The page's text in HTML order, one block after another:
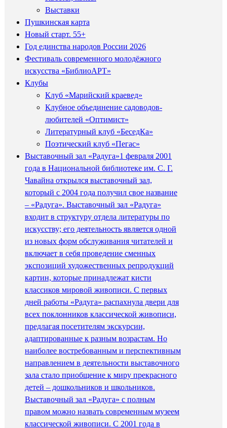
Выставки
Пушкинская карта
Новый старт. 55+
Год единства народов России 2026
Фестиваль современного молодёжного
искусства «БиблиоАРТ»
Клубы
Клуб «Марийский краевед»
Клубное объединение садоводов-
любителей «Оптимист»
Литературный клуб «БеседКа»
Поэтический клуб «Пегас»
Выставочный зал «Радуга»1 февраля 2001
года в Национальной библиотеке им. С. Г.
Чавайна открылся выставочный зал,
который с 2004 года получил свое название
– «Радуга». Выставочный зал «Радуга»
входит в структуру отдела литературы по
искусству; его деятельность является одной
из новых форм обслуживания читателей и
включает в себя проведение сменных
экспозиций художественных репродукций
картин, которые принадлежат кисти
классиков мировой живописи. С первых
дней работы «Радуга» распахнула двери для
всех поклонников классической живописи,
предлагая посетителям экскурсии,
адаптированные к разным возрастам. Но
наиболее востребованным и перспективным
направлением в деятельности выставочного
зала стало приобщение к миру прекрасного
детей – дошкольников и школьников.
Выставочный зал «Радуга» с полным
правом можно назвать современным музеем
классической живописи. С 2001 года в